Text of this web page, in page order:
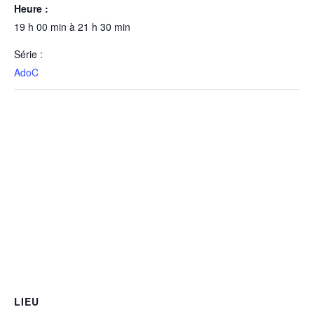
Heure :
19 h 00 min à 21 h 30 min
Série :
AdoC
LIEU